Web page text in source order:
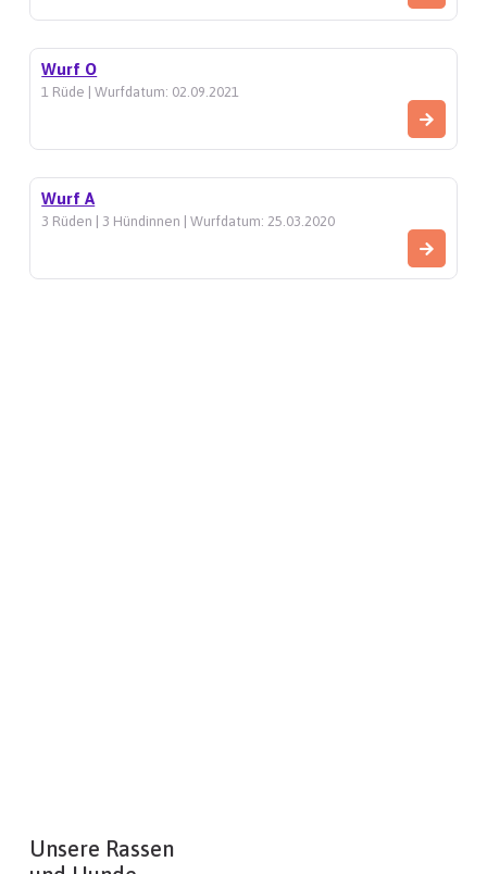
Wurf O
1 Rüde | Wurfdatum: 02.09.2021
Wurf A
3 Rüden | 3 Hündinnen | Wurfdatum: 25.03.2020
Unsere Rassen